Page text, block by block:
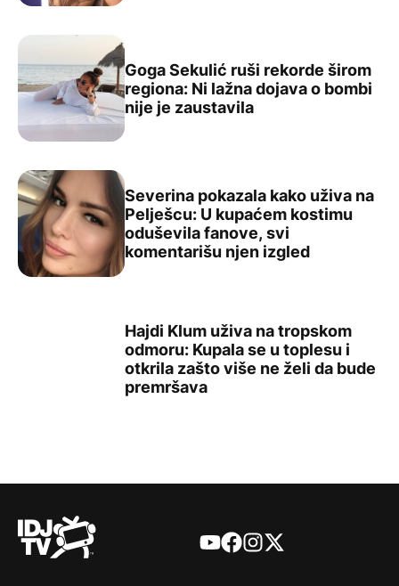
Goga Sekulić ruši rekorde širom regiona: Ni lažna
Goga Sekulić ruši rekorde širom
regiona: Ni lažna dojava o bombi
nije je zaustavila
Severina pokazala kako uživa na Pelješcu: U
Severina pokazala kako uživa na
Pelješcu: U kupaćem kostimu
oduševila fanove, svi
komentarišu njen izgled
Hajdi Klum uživa na tropskom odmoru: Kupala se u
Hajdi Klum uživa na tropskom
odmoru: Kupala se u toplesu i
otkrila zašto više ne želi da bude
premršava
YouTube
Facebook
Instagram
X